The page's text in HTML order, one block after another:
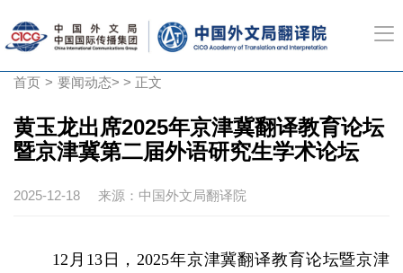
首页 > 要闻动态> > 正文
黄玉龙出席2025年京津冀翻译教育论坛
暨京津冀第二届外语研究生学术论坛
2025-12-18 来源：中国外文局翻译院
12月13日，2025年京津冀翻译教育论坛暨京津